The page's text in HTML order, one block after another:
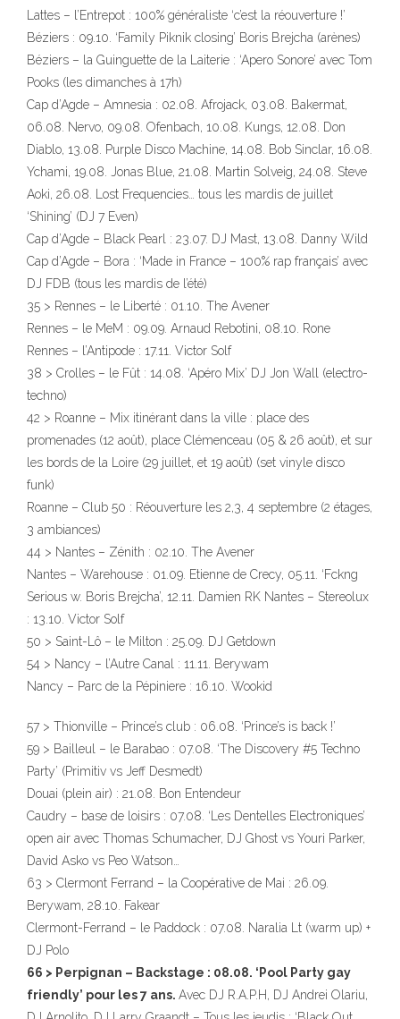
Lattes – l’Entrepot : 100% généraliste ‘c’est la réouverture !’
Béziers : 09.10. ‘Family Piknik closing’ Boris Brejcha (arènes)
Béziers – la Guinguette de la Laiterie : ‘Apero Sonore’ avec Tom
Pooks (les dimanches à 17h)
Cap d’Agde – Amnesia : 02.08. Afrojack, 03.08. Bakermat,
06.08. Nervo, 09.08. Ofenbach, 10.08. Kungs, 12.08. Don
Diablo, 13.08. Purple Disco Machine, 14.08. Bob Sinclar, 16.08.
Ychami, 19.08. Jonas Blue, 21.08. Martin Solveig, 24.08. Steve
Aoki, 26.08. Lost Frequencies… tous les mardis de juillet
‘Shining’ (DJ 7 Even)
Cap d’Agde – Black Pearl : 23.07. DJ Mast, 13.08. Danny Wild
Cap d’Agde – Bora : ‘Made in France – 100% rap français’ avec
DJ FDB (tous les mardis de l’été)
35 > Rennes – le Liberté : 01.10. The Avener
Rennes – le MeM : 09.09. Arnaud Rebotini, 08.10. Rone
Rennes – l’Antipode : 17.11. Victor Solf
38 > Crolles – le Fût : 14.08. ‘Apéro Mix’ DJ Jon Wall (electro-
techno)
42 > Roanne – Mix itinérant dans la ville : place des
promenades (12 août), place Clémenceau (05 & 26 août), et sur
les bords de la Loire (29 juillet, et 19 août) (set vinyle disco
funk)
Roanne – Club 50 : Réouverture les 2,3, 4 septembre (2 étages,
3 ambiances)
44 > Nantes – Zénith : 02.10. The Avener
Nantes – Warehouse : 01.09. Etienne de Crecy, 05.11. ‘Fckng
Serious w. Boris Brejcha’, 12.11. Damien RK Nantes – Stereolux
: 13.10. Victor Solf
50 > Saint-Lô – le Milton : 25.09. DJ Getdown
54 > Nancy – l’Autre Canal : 11.11. Berywam
Nancy – Parc de la Pépiniere : 16.10. Wookid
57 > Thionville – Prince’s club : 06.08. ‘Prince’s is back !’
59 > Bailleul – le Barabao : 07.08. ‘The Discovery #5 Techno
Party’ (Primitiv vs Jeff Desmedt)
Douai (plein air) : 21.08. Bon Entendeur
Caudry – base de loisirs : 07.08. ‘Les Dentelles Electroniques’
open air avec Thomas Schumacher, DJ Ghost vs Youri Parker,
David Asko vs Peo Watson…
63 > Clermont Ferrand – la Coopérative de Mai : 26.09.
Berywam, 28.10. Fakear
Clermont-Ferrand – le Paddock : 07.08. Naralia Lt (warm up) +
DJ Polo
66 > Perpignan – Backstage : 08.08. ‘Pool Party gay
friendly’ pour les 7 ans. Avec DJ R.A.P.H, DJ Andrei Olariu,